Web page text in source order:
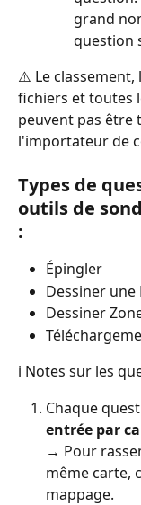
grand
question
⚠️ Le classement,
fichiers et toutes
peuvent pas être
l'importateur de
Types de
outils de
:
Épingler
Dessiner
Dessiner
i Notes sur les
Chaque
entrée par
→ Pour
même carte,
mappage.